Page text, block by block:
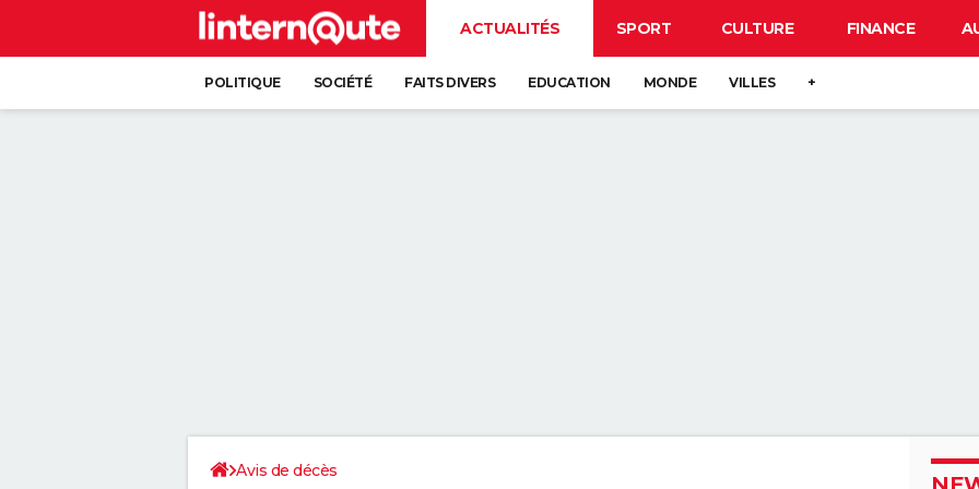
ACTUALITÉS SPORT CULTURE FINANCE
POLITIQUE SOCIÉTÉ FAITS DIVERS EDUCATION MONDE VILLES +
Avis de décès